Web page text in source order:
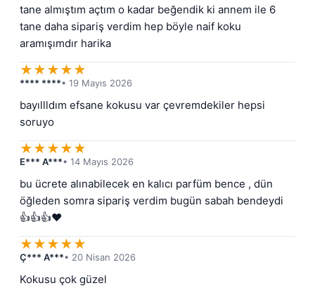
tane almıştım açtım o kadar beğendik ki annem ile 6
tane daha sipariş verdim hep böyle naif koku
aramışımdır harika
★★★★★
**** ****• 19 Mayıs 2026
bayıllldım efsane kokusu var çevremdekiler hepsi
soruyo
★★★★★
E*** A***• 14 Mayıs 2026
bu ücrete alınabilecek en kalıcı parfüm bence , dün
öğleden somra sipariş verdim bugün sabah bendeydi
👍👍👍♥️
★★★★★
Ç*** A***• 20 Nisan 2026
Kokusu çok güzel